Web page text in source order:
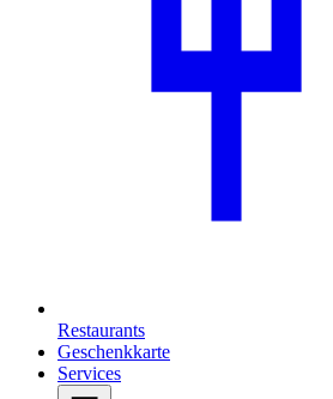
Restaurants
Geschenkkarte
Services